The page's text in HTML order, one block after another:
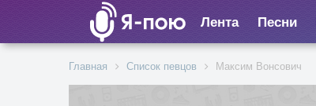
Лента Песни
Главная Список певцов Максим Вонсович